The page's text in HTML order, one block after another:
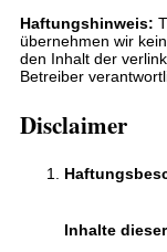
Haftungshinweis:
übernehmen wir
den Inhalt der
Betreiber
Disclaimer
Inhalte